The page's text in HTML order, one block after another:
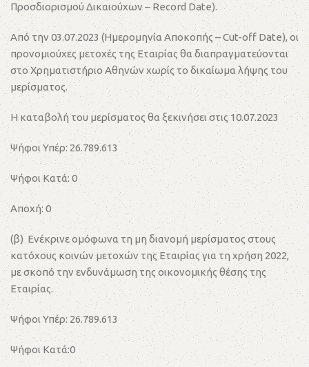
Προσδιορισμού Δικαιούχων – Record Date).
Από την 03.07.2023 (Ημερομηνία Αποκοπής – Cut-off Date), οι
προνομιούχες μετοχές της Εταιρίας θα διαπραγματεύονται
στο Χρηματιστήριο Αθηνών χωρίς το δικαίωμα λήψης του
μερίσματος.
Η καταβολή του μερίσματος θα ξεκινήσει στις 10.07.2023
Ψήφοι Υπέρ: 26.789.613
Ψήφοι Κατά: 0
Αποχή: 0
(β) Ενέκρινε ομόφωνα τη μη διανομή μερίσματος στους
κατόχους κοινών μετοχών της Εταιρίας για τη χρήση 2022,
με σκοπό την ενδυνάμωση της οικονομικής θέσης της
Εταιρίας.
Ψήφοι Υπέρ: 26.789.613
Ψήφοι Κατά:0